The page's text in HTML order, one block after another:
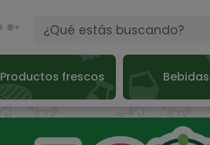
Productos frescos Bebidas